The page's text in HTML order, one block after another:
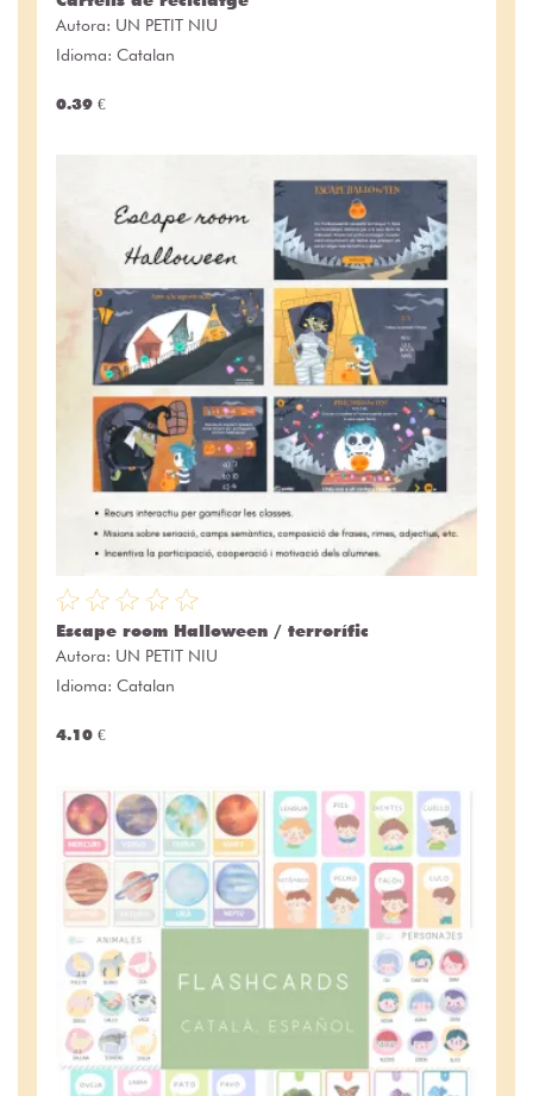
Autora: UN PETIT NIU
Idioma: Catalan
0.39 €
Escape room Halloween / terrorífic
Autora: UN PETIT NIU
Idioma: Catalan
4.10 €